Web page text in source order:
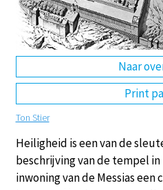
Naar
Print
Ton Stier
Heiligheid is een van de
beschrijving van de tempel
inwoning van de Messias een